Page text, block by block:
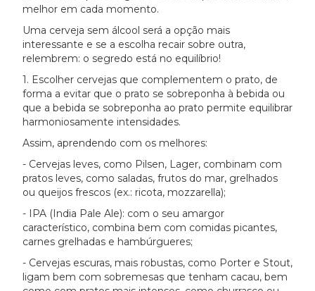
melhor em cada momento.
Uma cerveja sem álcool será a opção mais
interessante e se a escolha recair sobre outra,
relembrem: o segredo está no equilíbrio!
1. Escolher cervejas que complementem o prato, de
forma a evitar que o prato se sobreponha à bebida ou
que a bebida se sobreponha ao prato permite equilibrar
harmoniosamente intensidades.
Assim, aprendendo com os melhores:
- Cervejas leves, como Pilsen, Lager, combinam com
pratos leves, como saladas, frutos do mar, grelhados
ou queijos frescos (ex.: ricota, mozzarella);
- IPA (India Pale Ale): com o seu amargor
característico, combina bem com comidas picantes,
carnes grelhadas e hambúrgueres;
- Cervejas escuras, mais robustas, como Porter e Stout,
ligam bem com sobremesas que tenham cacau, bem